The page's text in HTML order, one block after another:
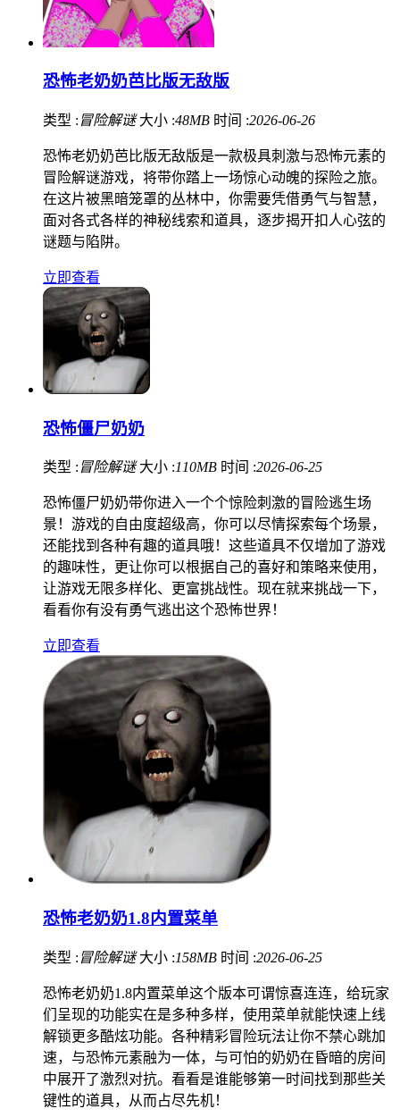
恐怖老奶奶芭比版无敌版
类型 : 冒险解谜 大小 :48MB 时间 :2026-06-26
恐怖老奶奶芭比版无敌版是一款极具刺激与恐怖元素的
冒险解谜游戏，将带你踏上一场惊心动魄的探险之旅。
在这片被黑暗笼罩的丛林中，你需要凭借勇气与智慧，
面对各式各样的神秘线索和道具，逐步揭开扣人心弦的
谜题与陷阱。
立即查看
恐怖僵尸奶奶
类型 : 冒险解谜 大小 :110MB 时间 :2026-06-25
恐怖僵尸奶奶带你进入一个个惊险刺激的冒险逃生场
景！游戏的自由度超级高，你可以尽情探索每个场景，
还能找到各种有趣的道具哦！这些道具不仅增加了游戏
的趣味性，更让你可以根据自己的喜好和策略来使用，
让游戏无限多样化、更富挑战性。现在就来挑战一下，
看看你有没有勇气逃出这个恐怖世界！
立即查看
恐怖老奶奶1.8内置菜单
类型 : 冒险解谜 大小 :158MB 时间 :2026-06-25
恐怖老奶奶1.8内置菜单这个版本可谓惊喜连连，给玩家
们呈现的功能实在是多种多样，使用菜单就能快速上线
解锁更多酷炫功能。各种精彩冒险玩法让你不禁心跳加
速，与恐怖元素融为一体，与可怕的奶奶在昏暗的房间
中展开了激烈对抗。看看是谁能够第一时间找到那些关
键性的道具，从而占尽先机！